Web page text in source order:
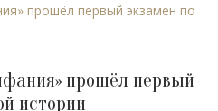
прошёл первый
истории